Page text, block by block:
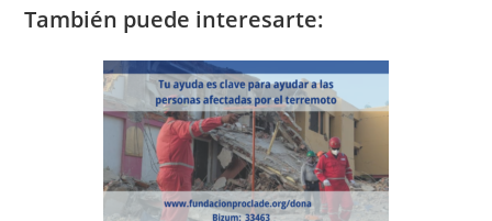
También puede interesarte: